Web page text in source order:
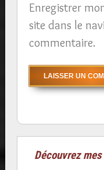
Enregistrer
site dans le
commentaire.
Découvrez